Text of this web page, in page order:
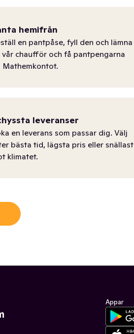
hemifrån
en pantpåse, fyll den och lämna
chaufför och få pantpengarna
Mathemkontot.
leveranser
en leverans som passar dig. Välj
bästa tid, lägsta pris eller snällast
klimatet.
Appar